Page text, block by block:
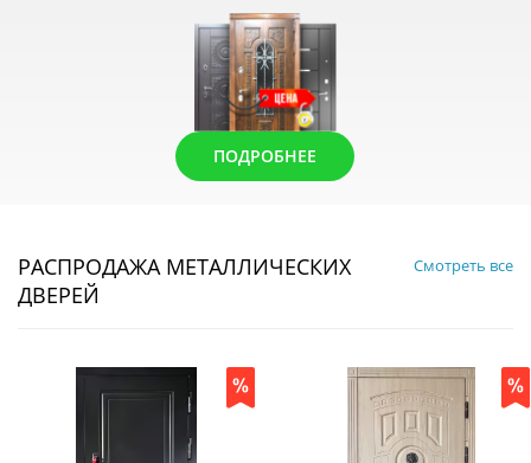
ПОДРОБНЕЕ
РАСПРОДАЖА МЕТАЛЛИЧЕСКИХ
ДВЕРЕЙ
Смотреть все